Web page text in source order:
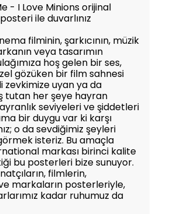
- I Love Minions orijinal
ile duvarlınız
filminin, şarkıcının, müzik
veya tasarımın
hoş gelen bir ses,
gözüken bir film sahnesi
zevkimize uyan ya da
tutan her şeye hayran
seviyeleri ve şiddetleri
bir duygu var ki karşı
o da sevdiğimiz şeyleri
isteriz. Bu amaçla
markası birinci kalite
bu posterleri bize sunuyor.
filmlerin,
markaların posterleriyle,
kadar ruhumuz da